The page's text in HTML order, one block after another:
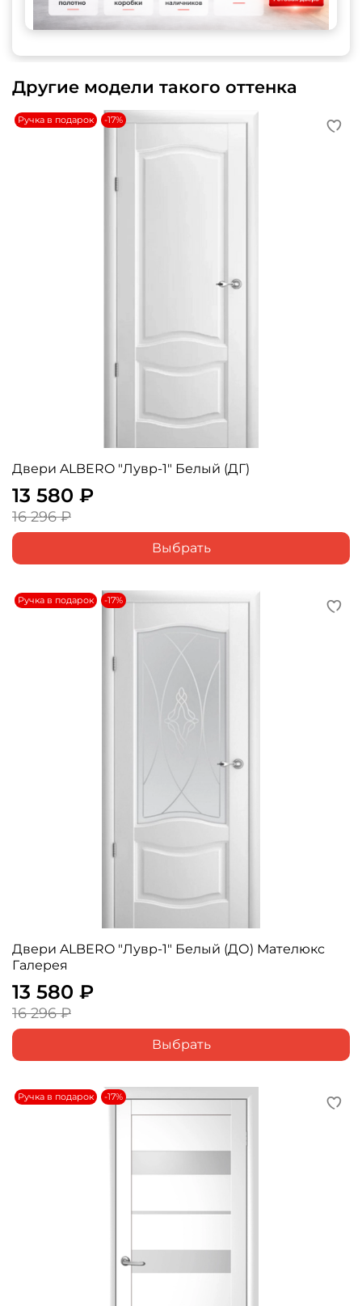
Другие модели такого оттенка
Ручка в подарок -17%
Двери ALBERO "Лувр-1" Белый (ДГ)
13 580 ₽
16 296 ₽
Выбрать
Ручка в подарок -17%
Двери ALBERO "Лувр-1" Белый (ДО) Мателюкс
Галерея
13 580 ₽
16 296 ₽
Выбрать
Ручка в подарок -17%